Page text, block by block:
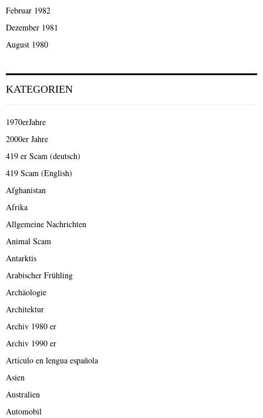
Februar 1982
Dezember 1981
August 1980
KATEGORIEN
1970erJahre
2000er Jahre
419 er Scam (deutsch)
419 Scam (English)
Afghanistan
Afrika
Allgemeine Nachrichten
Animal Scam
Antarktis
Arabischer Frühling
Archäologie
Architektur
Archiv 1980 er
Archiv 1990 er
Artículo en lengua española
Asien
Australien
Automobil